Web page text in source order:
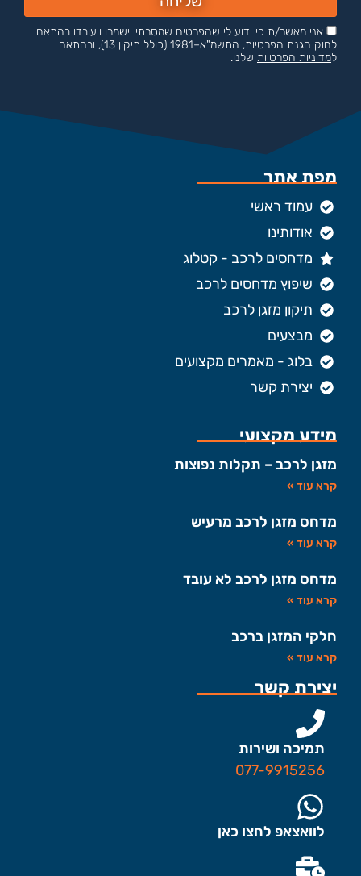
אני מאשר/ת כי ידוע לי שהפרטים שמסרתי יישמרו ויעובדו בהתאם
לחוק הגנת הפרטיות, התשמ"א–1981 (כולל תיקון 13), ובהתאם
למדיניות הפרטיות שלנו.
מפת אתר
עמוד ראשי
אודותינו
מדחסים לרכב - קטלוג
שיפוץ מדחסים לרכב
תיקון מזגן לרכב
מבצעים
בלוג - מאמרים מקצועים
יצירת קשר
מידע מקצועי
מזגן לרכב – תקלות נפוצות
קרא עוד »
מדחס מזגן לרכב מרעיש
קרא עוד »
מדחס מזגן לרכב לא עובד
קרא עוד »
חלקי המזגן ברכב
קרא עוד »
יצירת קשר
תמיכה ושירות
077-9915256
לוואצאפ לחצו כאן